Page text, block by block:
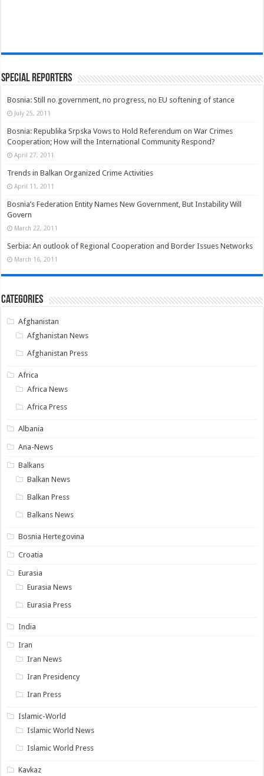
Special Reporters
Bosnia: Still no government, no progress, no EU softening of stance
July 25, 2011
Bosnia: Republika Srpska Vows to Hold Referendum on War Crimes
Cooperation; How will the International Community Respond?
April 27, 2011
Trends in Balkan Organized Crime Activities
April 11, 2011
Bosnia’s Federation Entity Names New Government, But Instability Will
Govern
March 22, 2011
Serbia: An outlook of Regional Cooperation and Border Issues Networks
March 16, 2011
Categories
Afghanistan
Afghanistan News
Afghanistan Press
Africa
Africa News
Africa Press
Albania
Ana-News
Balkans
Balkan News
Balkan Press
Balkans News
Bosnia Hertegovina
Croatia
Eurasia
Eurasia News
Eurasia Press
India
Iran
Iran News
Iran Presidency
Iran Press
Islamic-World
Islamic World News
Islamic World Press
Kavkaz